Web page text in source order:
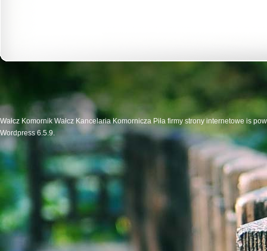
Wałcz Komornik Wałcz Kancelaria Komornicza Piła firmy strony internetowe is
Wordpress 6.5.9.